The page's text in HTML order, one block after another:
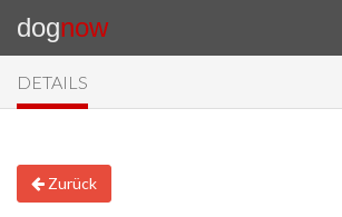
dognow
DETAILS
Zurück